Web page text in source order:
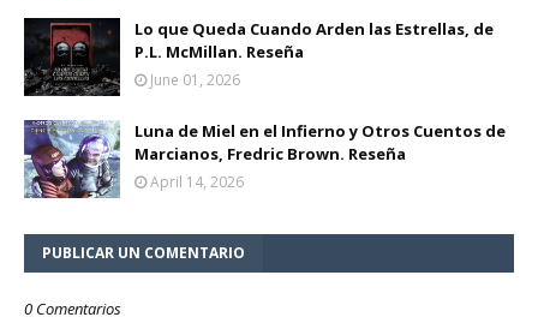
Lo que Queda Cuando Arden las Estrellas, de
P.L. McMillan. Reseña
June 01, 2026
Luna de Miel en el Infierno y Otros Cuentos de
Marcianos, Fredric Brown. Reseña
April 14, 2026
PUBLICAR UN COMENTARIO
0 Comentarios